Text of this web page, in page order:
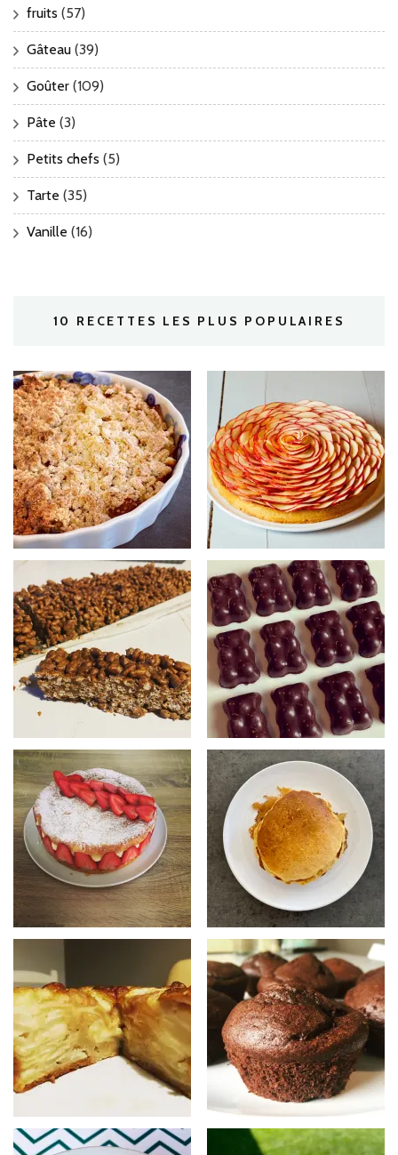
fruits (57)
Gâteau (39)
Goûter (109)
Pâte (3)
Petits chefs (5)
Tarte (35)
Vanille (16)
10 RECETTES LES PLUS POPULAIRES